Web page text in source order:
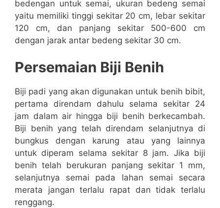
bedengan untuk semai, ukuran bedeng semai
yaitu memiliki tinggi sekitar 20 cm, lebar sekitar
120 cm, dan panjang sekitar 500-600 cm
dengan jarak antar bedeng sekitar 30 cm.
Persemaian Biji Benih
Biji padi yang akan digunakan untuk benih bibit,
pertama direndam dahulu selama sekitar 24
jam dalam air hingga biji benih berkecambah.
Biji benih yang telah direndam selanjutnya di
bungkus dengan karung atau yang lainnya
untuk diperam selama sekitar 8 jam. Jika biji
benih telah berukuran panjang sekitar 1 mm,
selanjutnya semai pada lahan semai secara
merata jangan terlalu rapat dan tidak terlalu
renggang.